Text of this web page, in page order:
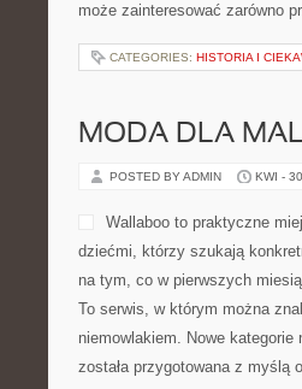
może zainteresować zarówno
CATEGORIES: HISTORIA I
MODA DLA
POSTED BY ADMIN KWI -
Wallaboo to praktyczne
dziećmi, którzy szukają
na tym, co w pierwszych
To serwis, w którym można
niemowlakiem. Nowe
została przygotowana z myślą